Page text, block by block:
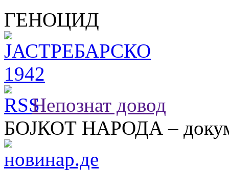
ГЕНОЦИД
Непознат довод
БОЈКОТ НАРОДА –